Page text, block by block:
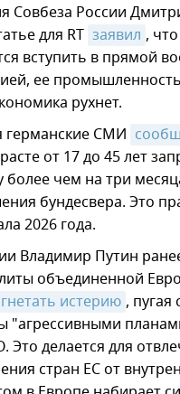
Совбеза России
для RT заявил ,
вступить в прямой
ее
рухнет.
германские СМИ
от 17 до 45 лет
более чем на три
бундесвера. Это
2026 года.
Владимир Путин
объединенной
истерию , пугая
"агрессивными
Это делается для
стран ЕС от